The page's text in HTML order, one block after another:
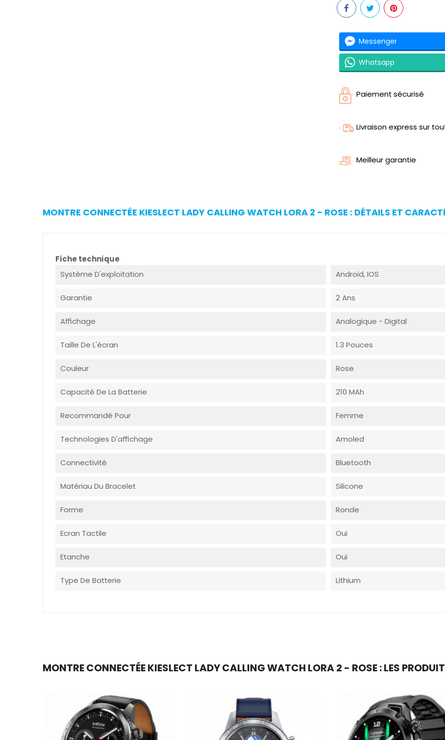
Messenger
Whatsapp
Paiement sécurisé
Livraison express sur
Meilleur garantie
MONTRE CONNECTÉE KIESLECT LADY CALLING WATCH LORA 2 - ROSE : DÉTAILS ET
Fiche technique
Système D'exploitation
Android, IOS
Garantie 2 Ans
Affichage Analogique - Digital
Taille De L'écran 1.3 Pouces
Couleur Rose
Capacité De La Batterie 210 MAh
Recommandé Pour Femme
Technologies D'affichage Amoled
Connectivité Bluetooth
Matériau Du Bracelet Silicone
Forme Ronde
Ecran Tactile Oui
Etanche Oui
Type De Batterie Lithium
MONTRE CONNECTÉE KIESLECT LADY CALLING WATCH LORA 2 - ROSE : LES